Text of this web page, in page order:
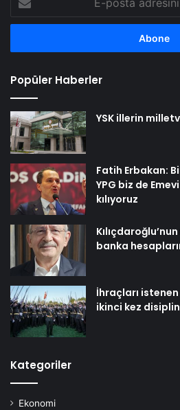
posta
adresinizi
Popüler Haberler
YSK illerin
Fatih Erbakan:
YPG biz de
kılıyoruz
banka
İhraçları
ikinci kez
Kategoriler
Ekonomi